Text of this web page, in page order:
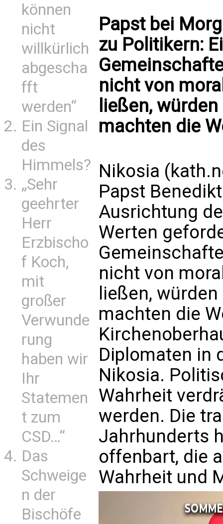
können
nicht
willkürlich
abgescha
fft
werden“
Ein Signal
des
Himmels?
„Sehr
geehrter
Herr
Erzbischo
f Koch,
mit
großer
Verwunde
rung
haben wir
Ihr
Statemen
t zum
CSD…“
Das
Schweige
n der
Bischöfe
Papst bei
zu Politikern:
nicht von
ließen,
machten die
Nikosia
Papst
Ausrichtung
Werten
nicht von
ließen,
machten die
Diplomaten in
Nikosia.
Wahrheit
werden. Die
Jahrhunderts
offenbart, die
Wahrheit und